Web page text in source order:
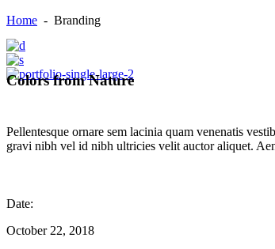
Home - Branding
Colors from Nature
Pellentesque ornare sem lacinia quam venenatis
gravi nibh vel id nibh ultricies velit auctor aliquet.
Date:
October 22, 2018